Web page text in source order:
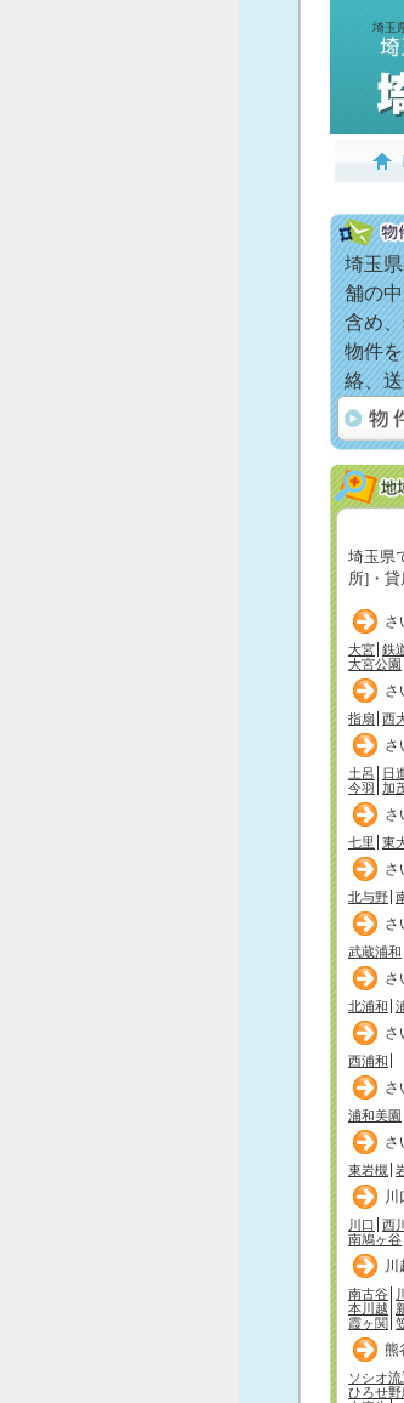
埼玉
埼玉
舗の
含め
物件
絡、送
埼玉県
所]・貸
さ
大宮 鉄
大宮公園
さ
指扇 西
さ
土呂 日
今羽 加
さ
七里 東
さ
北与野
さ
武蔵浦和
さ
北浦和
さ
西浦和
さ
浦和美園
さ
東岩槻
川
川口 西
南鳩ヶ谷
川
南古谷
本川越
霞ヶ関
熊
ソシオ
ひろせ